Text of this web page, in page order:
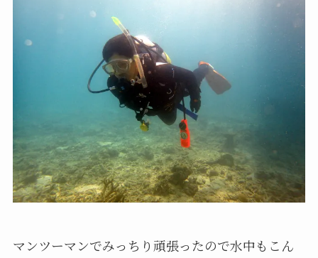
マンツーマンでみっちり頑張ったので水中もこん